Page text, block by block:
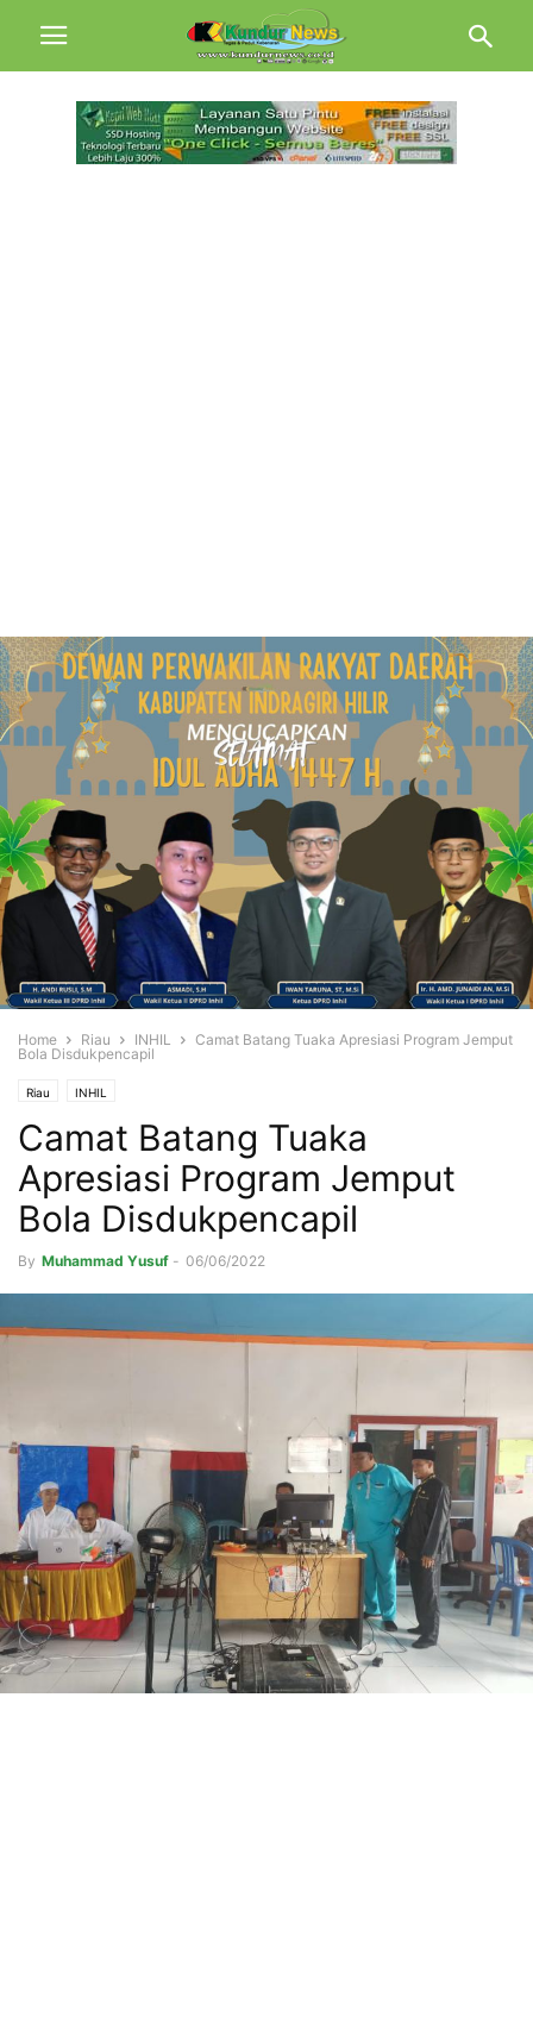
Home Riau INHIL
Camat Batang Tuaka Apresiasi Program Jemput
Bola Disdukpencapil
Riau INHIL
Camat Batang Tuaka
Apresiasi Program Jemput
Bola Disdukpencapil
By Muhammad Yusuf - 06/06/2022